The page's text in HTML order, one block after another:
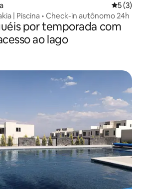
5 de
5 (3)
| Piscina • Check-in autônomo 24h
por temporada com
ao lago